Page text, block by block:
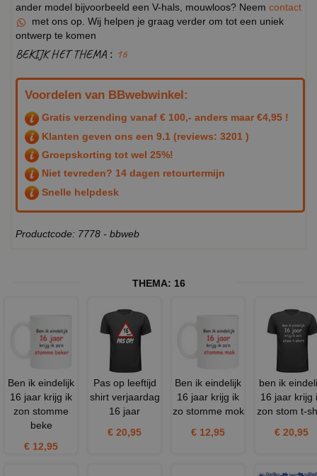
ander model bijvoorbeeld een V-hals, mouwloos? Neem contact
met ons op. Wij helpen je graag verder om tot een uniek
ontwerp te komen
BEKIJK HET THEMA : 16
Voordelen van BBwebwinkel:
Gratis verzending vanaf € 100,- anders maar €4,95 !
Klanten geven ons een 9.1 (reviews: 3201 )
Groepskorting tot wel 25%!
Niet tevreden? 14 dagen retourtermijn
Snelle helpdesk
Productcode: 7778 - bbweb
THEMA: 16
Ben ik eindelijk
16 jaar krijg ik
zon stomme
beke
€ 12,95
Pas op leeftijd
shirt verjaardag
16 jaar
€ 20,95
Ben ik eindelijk
16 jaar krijg ik
zo stomme mok
€ 12,95
ben ik
16 jaar krijg
zon stom t-
€ 20,95